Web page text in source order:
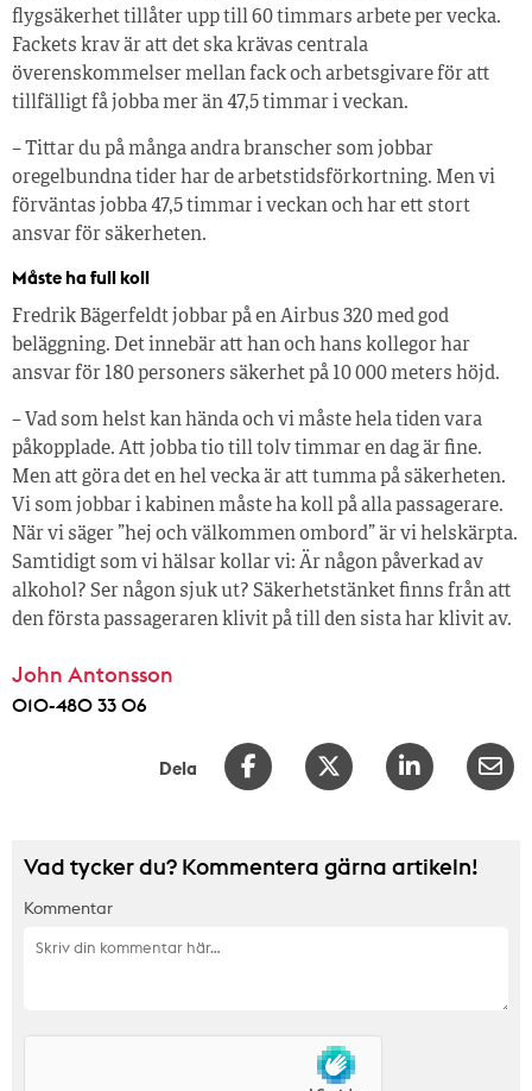
flygsäkerhet tillåter upp till 60 timmars arbete per vecka.
Fackets krav är att det ska krävas centrala
överenskommelser mellan fack och arbetsgivare för att
tillfälligt få jobba mer än 47,5 timmar i veckan.
– Tittar du på många andra branscher som jobbar
oregelbundna tider har de arbetstidsförkortning. Men vi
förväntas jobba 47,5 timmar i veckan och har ett stort
ansvar för säkerheten.
Måste ha full koll
Fredrik Bägerfeldt jobbar på en Airbus 320 med god
beläggning. Det innebär att han och hans kollegor har
ansvar för 180 personers säkerhet på 10 000 meters höjd.
– Vad som helst kan hända och vi måste hela tiden vara
påkopplade. Att jobba tio till tolv timmar en dag är fine.
Men att göra det en hel vecka är att tumma på säkerheten.
Vi som jobbar i kabinen måste ha koll på alla passagerare.
När vi säger ”hej och välkommen ombord” är vi helskärpta.
Samtidigt som vi hälsar kollar vi: Är någon påverkad av
alkohol? Ser någon sjuk ut? Säkerhetstänket finns från att
den första passageraren klivit på till den sista har klivit av.
John Antonsson
010-480 33 06
Dela
Vad tycker du? Kommentera gärna artikeln!
Kommentar